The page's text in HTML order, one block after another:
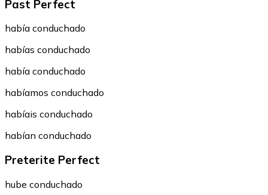
Past Perfect
había conduchado
habías conduchado
había conduchado
habíamos conduchado
habíais conduchado
habían conduchado
Preterite Perfect
hube conduchado